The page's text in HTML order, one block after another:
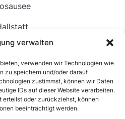
verwalten
verwenden wir Technologien wie
zu speichern und/oder darauf
zustimmst, können wir Daten
IDs auf dieser Website verarbeiten.
erteilst oder zurückziehst, können
beeinträchtigt werden.
See